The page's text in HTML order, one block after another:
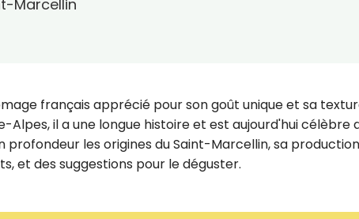
Marcellin
français apprécié pour son goût unique et sa
Alpes, il a une longue histoire et est aujourd'hui célèbre
les origines du Saint-Marcellin, sa
et des suggestions pour le déguster.